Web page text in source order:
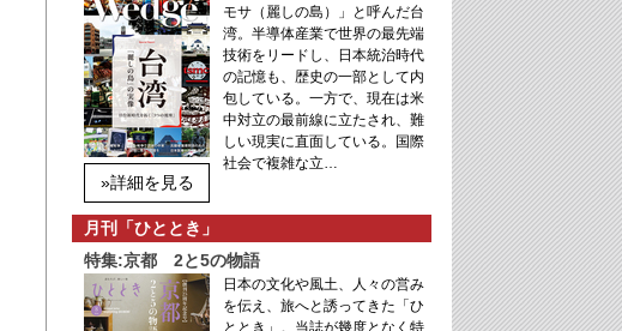
»詳細を見る
モサ（麗しの島）」と呼んだ台
湾。半導体産業で世界の最先端
技術をリードし、日本統治時代
の記憶も、歴史の一部として内
包している。一方で、現在は米
中対立の最前線に立たされ、難
しい現実に直面している。国際
社会で複雑な立…
月刊「ひととき」
特集:京都 2と5の物語
日本の文化や風土、人々の営み
を伝え、旅へと誘ってきた「ひ
ととき」。当誌が幾度となく特